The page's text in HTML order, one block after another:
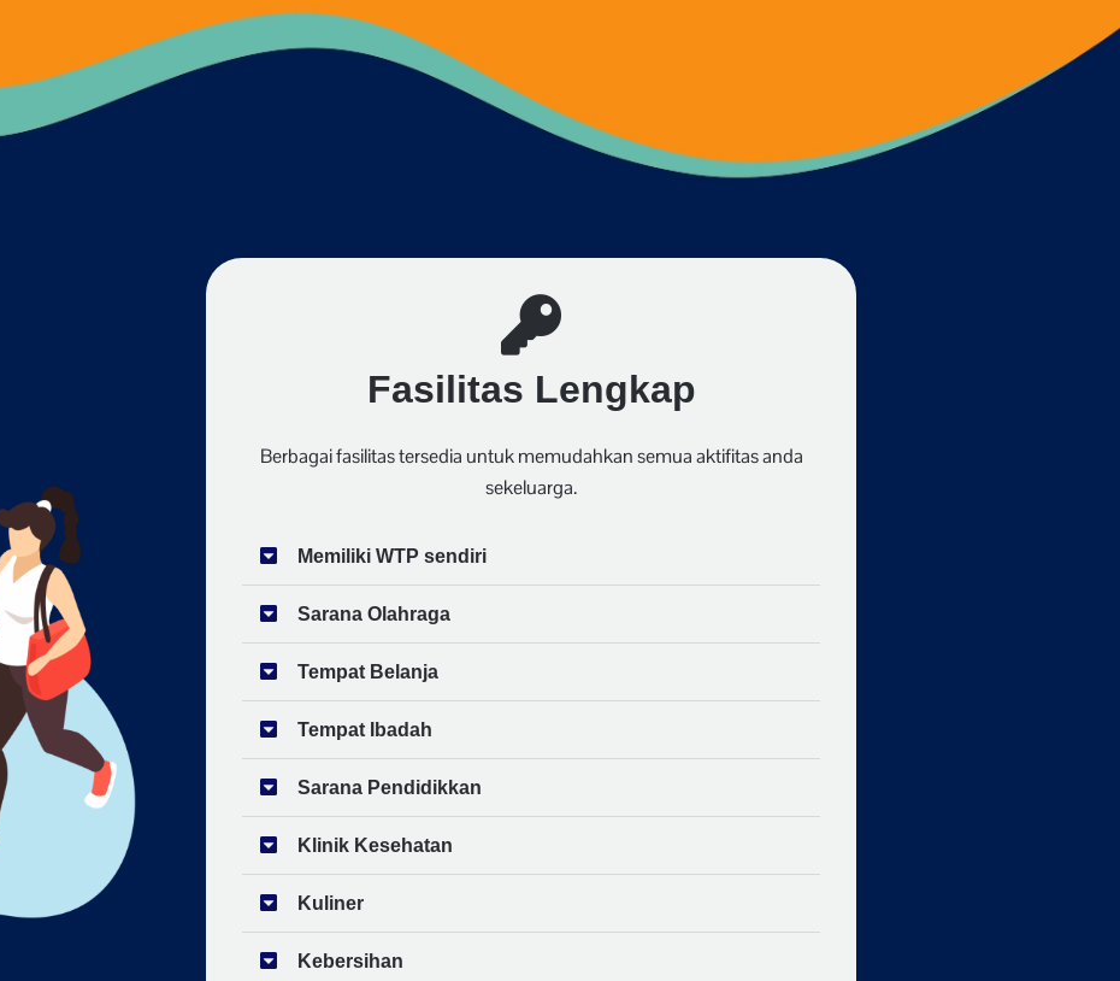
Fasilitas Lengkap
Berbagai fasilitas tersedia untuk memudahkan semua aktifitas anda
sekeluarga.
Memiliki WTP sendiri
Sarana Olahraga
Tempat Belanja
Tempat Ibadah
Sarana Pendidikkan
Klinik Kesehatan
Kuliner
Kebersihan